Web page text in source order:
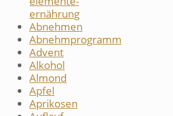
ernährung
Abnehmen
Abnehmprogramm
Advent
Alkohol
Almond
Apfel
Aprikosen